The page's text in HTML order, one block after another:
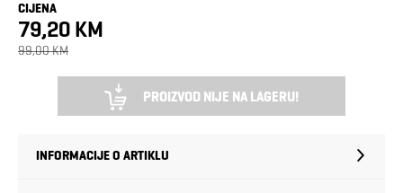
CIJENA
79,20 KM
99,00 KM
PROIZVOD NIJE NA LAGERU!
INFORMACIJE O ARTIKLU